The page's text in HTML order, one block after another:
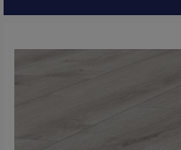
ktoré nielen dobre vyzerajú, ale
Z hliníkových profilov sa k